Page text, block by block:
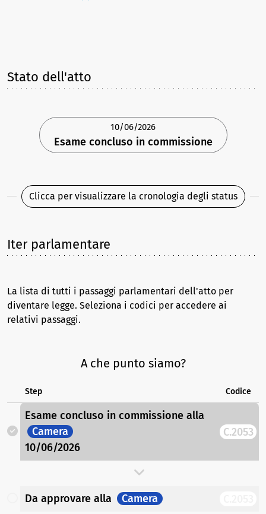
Stato dell'atto
10/06/2026
Esame concluso in commissione
Clicca per visualizzare la cronologia degli status
Iter parlamentare
La lista di tutti i passaggi parlamentari dell'atto per
diventare legge. Seleziona i codici per accedere ai
relativi passaggi.
A che punto siamo?
Step Codice
Esame concluso in commissione alla
Camera
10/06/2026
C.2053
Da approvare alla Camera